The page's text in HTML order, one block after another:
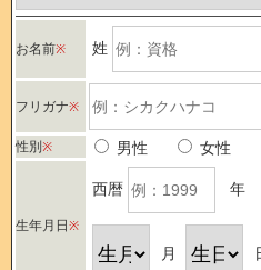
お名前※ 姓
フリガナ※
性別 ※ 男性 女性
生年月日 ※
西暦 年
月